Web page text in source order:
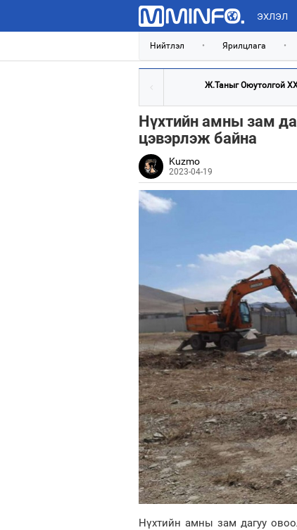
ЭХЛЭЛ
Нийтлэл • Ярилцлага •
Ж.Таныг Оюутолгой
Нүхтийн амны зам
цэвэрлэж байна
Kuzmo
2023-04-19
Нүхтийн амны зам дагуу